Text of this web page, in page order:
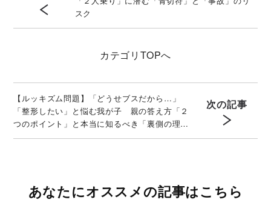
スク
カテゴリ TOPへ
【ルッキズム問題】「どうせブスだから…」
「整形したい」と悩む我が子 親の答え方「２
つのポイント」と本当に知るべき「裏側の理
由」
次の記事
あなたにオススメの記事はこちら